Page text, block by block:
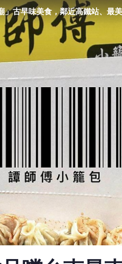
」古早味美食，鄰近高鐵站、最